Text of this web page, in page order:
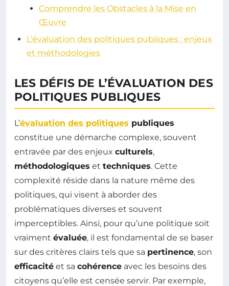
Comprendre les Obstacles à la Mise en
Œuvre
L’évaluation des politiques publiques : enjeux
et méthodologies
LES DÉFIS DE L’ÉVALUATION DES
POLITIQUES PUBLIQUES
L’évaluation des politiques publiques
constitue une démarche complexe, souvent
entravée par des enjeux culturels,
méthodologiques et techniques. Cette
complexité réside dans la nature même des
politiques, qui visent à aborder des
problématiques diverses et souvent
imperceptibles. Ainsi, pour qu’une politique soit
vraiment évaluée, il est fondamental de se baser
sur des critères clairs tels que sa pertinence, son
efficacité et sa cohérence avec les besoins des
citoyens qu’elle est censée servir. Par exemple,